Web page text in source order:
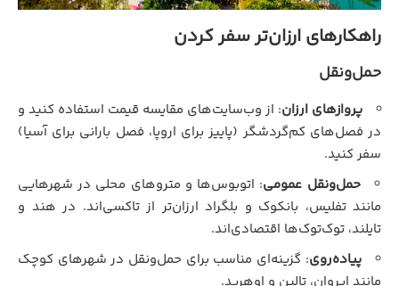
راهکارهای ارزان‌تر سفر کردن
حمل‌ونقل
پروازهای ارزان: از وب‌سایت‌های مقایسه قیمت استفاده کنید و
در فصل‌های کم‌گردشگر (پاییز برای اروپا، فصل بارانی برای آسیا)
سفر کنید.
حمل‌ونقل عمومی: اتوبوس‌ها و متروهای محلی در شهرهایی
مانند تفلیس، بانکوک و بلگراد ارزان‌تر از تاکسی‌اند. در هند و
تایلند، توک‌توک‌ها اقتصادی‌اند.
پیاده‌روی: گزینه‌ای مناسب برای حمل‌و‌نقل در شهرهای کوچک
مانند ایروان، تالین و اوهرید.